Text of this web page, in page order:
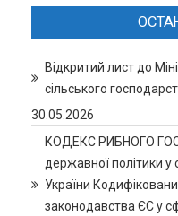
Відкритий лист до
сільського
30.05.2026
КОДЕКС РИБНОГО
державної політики у
України
законодавства ЄС у